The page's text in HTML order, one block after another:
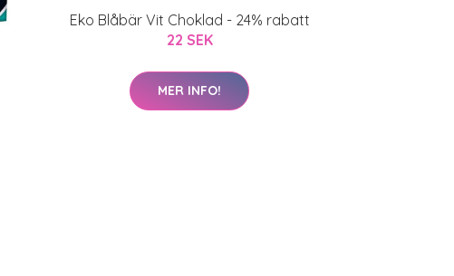
Eko Blåbär Vit Choklad - 24% rabatt
22 SEK
MER INFO!